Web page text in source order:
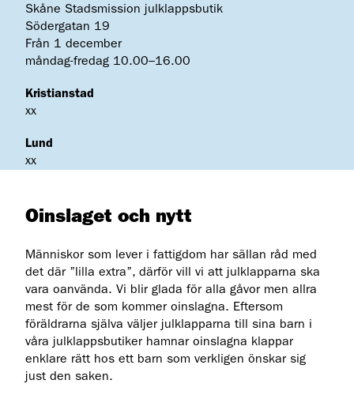
Skåne Stadsmission julklappsbutik
Södergatan 19
Från 1 december
måndag-fredag 10.00–16.00
Kristianstad
xx
Lund
xx
Oinslaget och nytt
Människor som lever i fattigdom har sällan råd med
det där ”lilla extra”, därför vill vi att julklapparna ska
vara oanvända. Vi blir glada för alla gåvor men allra
mest för de som kommer oinslagna. Eftersom
föräldrarna själva väljer julklapparna till sina barn i
våra julklappsbutiker hamnar oinslagna klappar
enklare rätt hos ett barn som verkligen önskar sig
just den saken.